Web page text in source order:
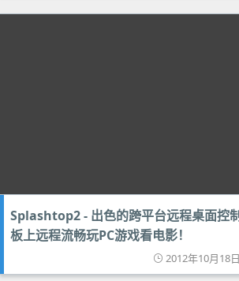
Splashtop2 - 出色的跨平台远程桌面控
板上远程流畅玩PC游戏看电影！
2012年10月18日